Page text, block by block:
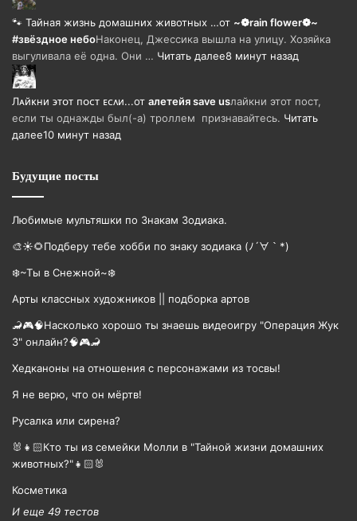
🐾 Тайная жизнь домашних животных …от ~❁rain flower❁~
#звёздное небоНаконец, Джессика вышла на улицу. Хозяйка
выгуливала её одна. Они … Читать далее8 минут назад
Лᴀйᴋни ϶ᴛᴏᴛ ᴨᴏᴄᴛ ᴇᴄᴧи...от алетейя save usлайкни этот пост,
если ты однажды был(-а) троллем признавайтесь. Читать
далее10 минут назад
Будущие посты
Любимые мультяшки по Знакам Зодиака.
🎨☀🌻Подберу тебе хобби по знаку зодиака (ﾉ´∀｀*)
❄️~Ты в Снежной~❄️
Арты классных художников || подборка артов
🦂🎮🧠Насколько хорошо ты знаешь видеоигру "Операция Жук
3" онлайн?🧠🎮🦂
Хедканоны на отношения с персонажами из тосвы!
Я не верю, что он мёртв!
Русалка или сирена?
🐰👧🏻Кто ты из семейки Молли в "Тайной жизни домашних
животных?"👧🏻🐰
Косметика
И еще 49 тестов